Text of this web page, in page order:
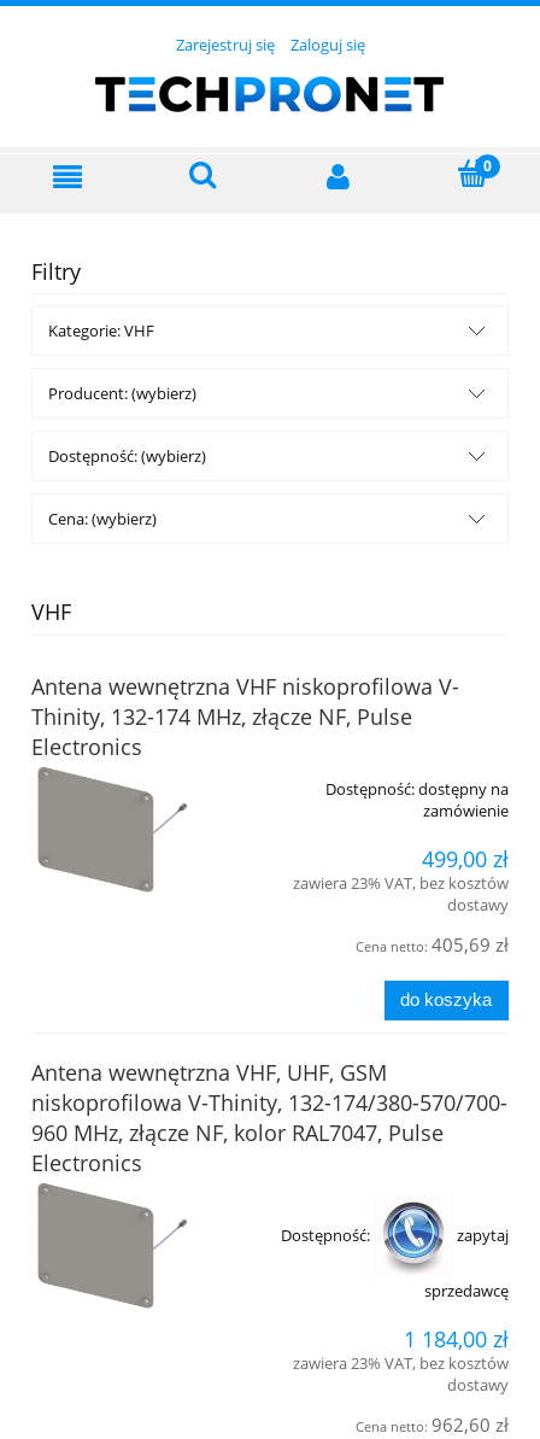
Zarejestruj się Zaloguj się
Filtry
Kategorie: VHF
Producent: (wybierz)
Dostępność: (wybierz)
Cena: (wybierz)
VHF
Antena wewnętrzna VHF niskoprofilowa V-
Thinity, 132-174 MHz, złącze NF, Pulse
Electronics
Dostępność:dostępny na
zamówienie
499,00 zł
zawiera 23% VAT, bez kosztów
dostawy
Cena netto: 405,69 zł
do koszyka
Antena wewnętrzna VHF, UHF, GSM
niskoprofilowa V-Thinity, 132-174/380-570/700-
960 MHz, złącze NF, kolor RAL7047, Pulse
Electronics
Dostępność: zapytaj
sprzedawcę
1 184,00 zł
zawiera 23% VAT, bez kosztów
dostawy
Cena netto: 962,60 zł